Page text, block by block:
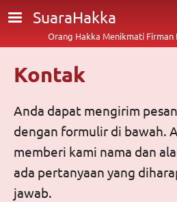
Lompat ke isi utama
SuaraHakka
Orang Hakka Menikmati Firman
Kontak
Anda dapat mengirim
dengan formulir di bawah.
memberi kami nama dan
ada pertanyaan yang
jawab.